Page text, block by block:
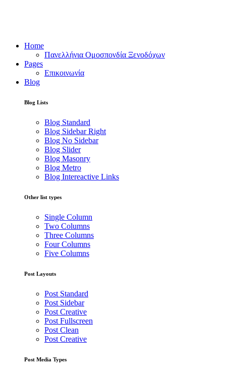
Home
Πανελλήνια Ομοσπονδία Ξενοδόχων
Pages
Επικοινωνία
Blog
Blog Lists
Blog Standard
Blog Sidebar Right
Blog No Sidebar
Blog Slider
Blog Masonry
Blog Metro
Blog Intereactive Links
Other list types
Single Column
Two Columns
Three Columns
Four Columns
Five Columns
Post Layouts
Post Standard
Post Sidebar
Post Creative
Post Fullscreen
Post Clean
Post Creative
Post Media Types